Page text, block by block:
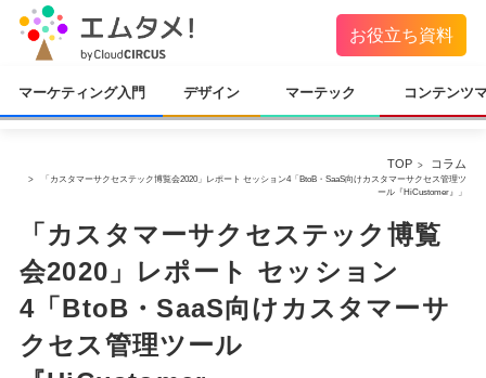
お役立ち資料
マーケティング入門 デザイン マーテック コンテンツ
TOP コラム
「カスタマーサクセステック博覧会2020」レポート セッション4「BtoB・SaaS向けカスタマーサクセス管理ツ
ール『HiCustomer』」
「カスタマーサクセステック博覧
会2020」レポート セッション
4「BtoB・SaaS向けカスタマーサ
クセス管理ツール